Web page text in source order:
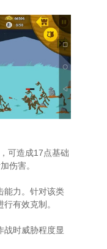
可造成17点基础
伤害。
能力。针对该类
有效克制。
战时威胁程度显